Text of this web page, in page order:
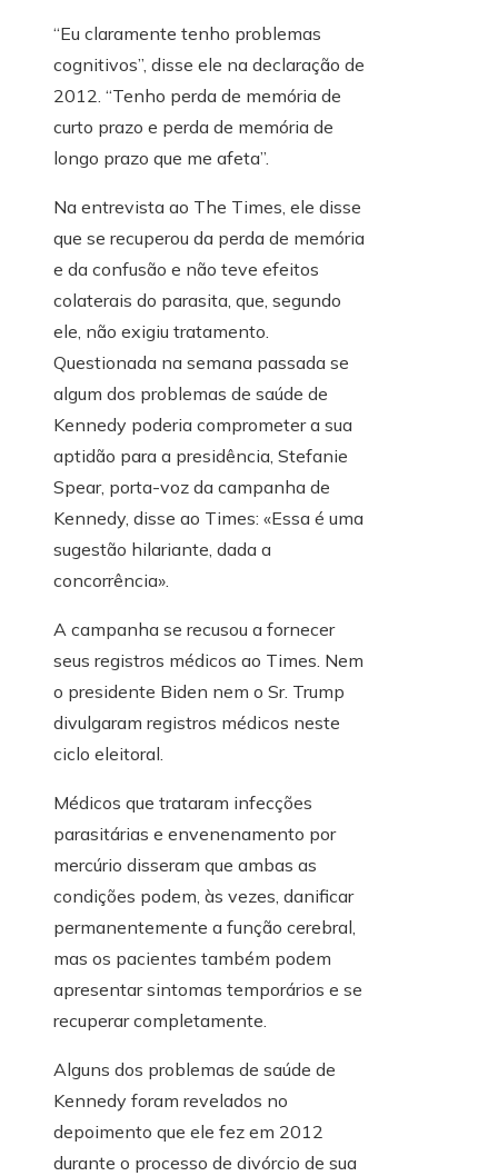
“Eu claramente tenho problemas
cognitivos”, disse ele na declaração de
2012. “Tenho perda de memória de
curto prazo e perda de memória de
longo prazo que me afeta”.
Na entrevista ao The Times, ele disse
que se recuperou da perda de memória
e da confusão e não teve efeitos
colaterais do parasita, que, segundo
ele, não exigiu tratamento.
Questionada na semana passada se
algum dos problemas de saúde de
Kennedy poderia comprometer a sua
aptidão para a presidência, Stefanie
Spear, porta-voz da campanha de
Kennedy, disse ao Times: «Essa é uma
sugestão hilariante, dada a
concorrência».
A campanha se recusou a fornecer
seus registros médicos ao Times. Nem
o presidente Biden nem o Sr. Trump
divulgaram registros médicos neste
ciclo eleitoral.
Médicos que trataram infecções
parasitárias e envenenamento por
mercúrio disseram que ambas as
condições podem, às vezes, danificar
permanentemente a função cerebral,
mas os pacientes também podem
apresentar sintomas temporários e se
recuperar completamente.
Alguns dos problemas de saúde de
Kennedy foram revelados no
depoimento que ele fez em 2012
durante o processo de divórcio de sua